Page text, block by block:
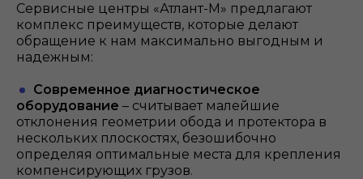
Сервисные центры «Атлант-М» предлагают
комплекс преимуществ, которые делают
обращение к нам максимально выгодным и
надежным:
Современное диагностическое
оборудование – считывает малейшие
отклонения геометрии обода и протектора в
нескольких плоскостях, безошибочно
определяя оптимальные места для крепления
компенсирующих грузов.